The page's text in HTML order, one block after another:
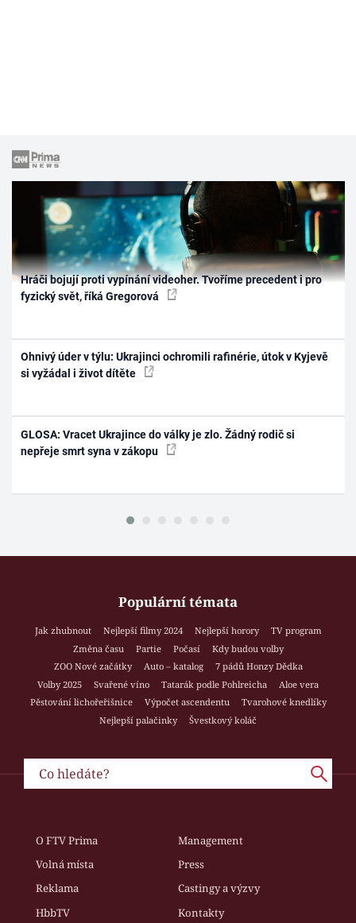
Hráči bojují proti vypínání videoher. Tvoříme precedent i pro
fyzický svět, říká Gregorová
Ohnivý úder v týlu: Ukrajinci ochromili rafinérie, útok v Kyjevě
si vyžádal i život dítěte
GLOSA: Vracet Ukrajince do války je zlo. Žádný rodič si
nepřeje smrt syna v zákopu
Populární témata
Jak zhubnout Nejlepší filmy 2024 Nejlepší horory
TV program
Změna času
Partie Počasí
Kdy budou volby
ZOO Nové začátky
Auto – katalog
7 pádů Honzy Dědka
Volby 2025
Svařené víno Tatarák podle Pohlreicha
Aloe vera
Pěstování lichořeřišnice
Výpočet ascendentu
Tvarohové knedlíky
Nejlepší palačinky
Švestkový koláč
O FTV Prima
Management
Volná místa
Press
Reklama
Castingy a výzvy
HbbTV
Kontakty